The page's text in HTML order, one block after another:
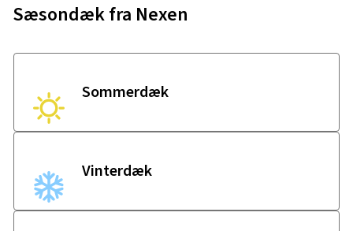
Sæsondæk fra Nexen
Sommerdæk
Vinterdæk